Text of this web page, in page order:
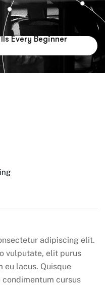
Every Beginner
adipiscing elit.
vulputate, elit purus
eu lacus. Quisque
cursus